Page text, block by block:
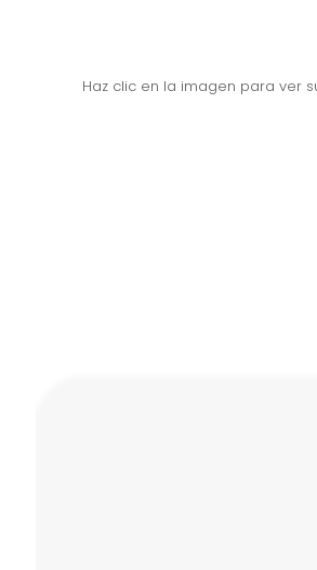
Haz clic en la imagen para ver